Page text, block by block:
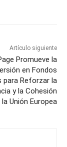
Artículo siguiente
Promueve la
en Fondos
para Reforzar la
y la Cohesión
la Unión Europea